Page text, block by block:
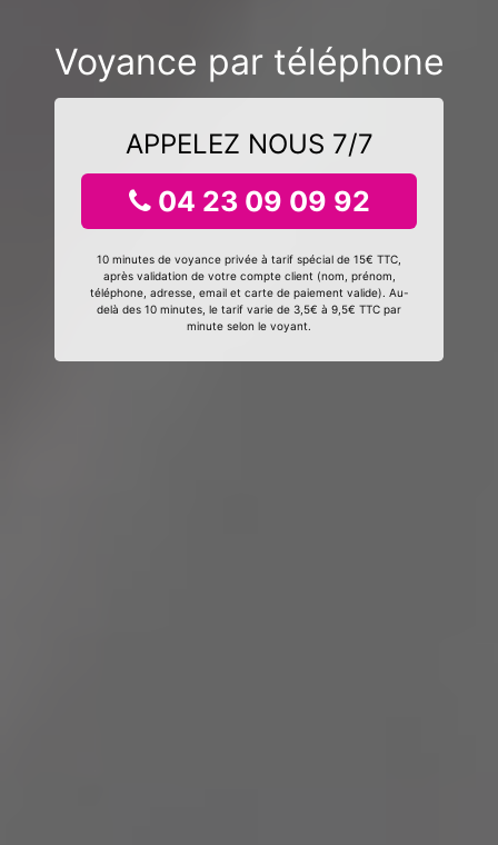
Voyance par téléphone
APPELEZ NOUS 7/7
04 23 09 09 92
10 minutes de voyance privée à tarif spécial de 15€ TTC,
après validation de votre compte client (nom, prénom,
téléphone, adresse, email et carte de paiement valide). Au-
delà des 10 minutes, le tarif varie de 3,5€ à 9,5€ TTC par
minute selon le voyant.